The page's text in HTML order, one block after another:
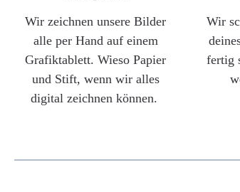
Wir zeichnen unsere Bilder
alle per Hand auf einem
Grafiktablett. Wieso Papier
und Stift, wenn wir alles
digital zeichnen können.
Wir
fertig